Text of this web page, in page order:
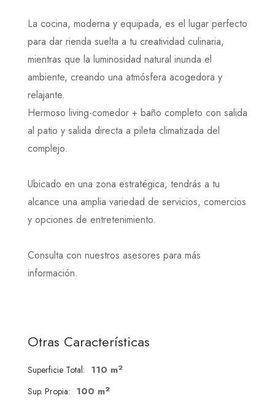
La cocina, moderna y equipada, es el lugar perfecto
para dar rienda suelta a tu creatividad culinaria,
mientras que la luminosidad natural inunda el
ambiente, creando una atmósfera acogedora y
relajante.
Hermoso living-comedor + baño completo con salida
al patio y salida directa a pileta climatizada del
complejo.
Ubicado en una zona estratégica, tendrás a tu
alcance una amplia variedad de servicios, comercios
y opciones de entretenimiento.
Consulta con nuestros asesores para más
información.
Otras Características
Superficie Total: 110 m2
Sup. Propia: 100 m2